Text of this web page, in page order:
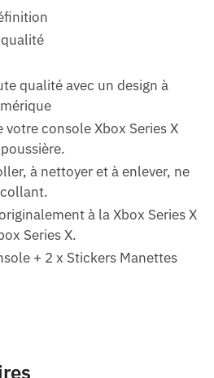
qualité avec un design à
votre console Xbox Series X
à nettoyer et à enlever, ne
à la Xbox Series X
Series X.
+ 2 x Stickers Manettes